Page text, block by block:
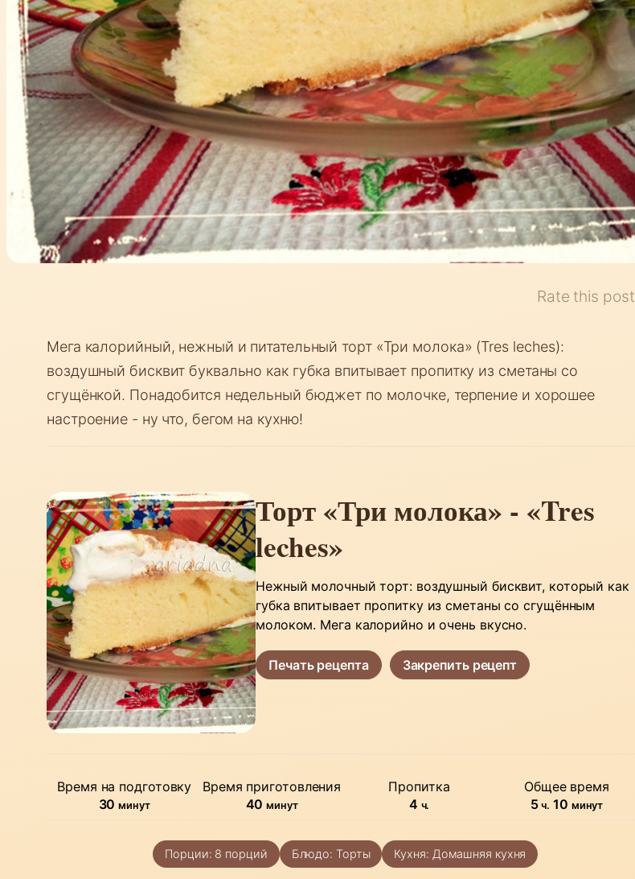
Rate this post
Мега калорийный, нежный и питательный торт «Три молока» (Tres leches):
воздушный бисквит буквально как губка впитывает пропитку из сметаны со
сгущёнкой. Понадобится недельный бюджет по молочке, терпение и хорошее
настроение - ну что, бегом на кухню!
Торт «Три молока» - «Tres
leches»
Нежный молочный торт: воздушный бисквит, который как
губка впитывает пропитку из сметаны со сгущённым
молоком. Мега калорийно и очень вкусно.
Печать рецепта Закрепить рецепт
Время на подготовку
30 минуты
минут
Время приготовления
40 минуты
минут
Пропитка
4часов
ч.
Общее время
5часов
ч. 10минуты
минут
Порции: 8 порций Блюдо: Торты Кухня: Домашняя кухня